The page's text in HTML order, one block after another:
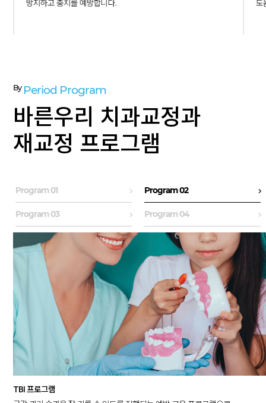
방지하고 충치를 예방합니다. 도
By Period Program
바른우리 치과교정과
재교정 프로그램
Program 01 Program 02
Program 03 Program 04
TBI 프로그램